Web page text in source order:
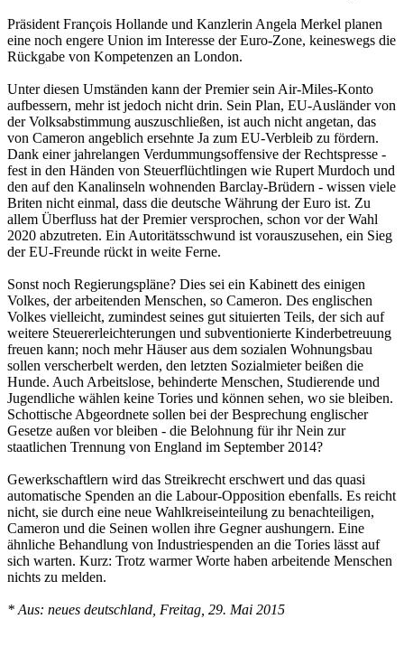
Präsident François Hollande und Kanzlerin Angela Merkel planen
eine noch engere Union im Interesse der Euro-Zone, keineswegs die
Rückgabe von Kompetenzen an London.
Unter diesen Umständen kann der Premier sein Air-Miles-Konto
aufbessern, mehr ist jedoch nicht drin. Sein Plan, EU-Ausländer von
der Volksabstimmung auszuschließen, ist auch nicht angetan, das
von Cameron angeblich ersehnte Ja zum EU-Verbleib zu fördern.
Dank einer jahrelangen Verdummungsoffensive der Rechtspresse -
fest in den Händen von Steuerflüchtlingen wie Rupert Murdoch und
den auf den Kanalinseln wohnenden Barclay-Brüdern - wissen viele
Briten nicht einmal, dass die deutsche Währung der Euro ist. Zu
allem Überfluss hat der Premier versprochen, schon vor der Wahl
2020 abzutreten. Ein Autoritätsschwund ist vorauszusehen, ein Sieg
der EU-Freunde rückt in weite Ferne.
Sonst noch Regierungspläne? Dies sei ein Kabinett des einigen
Volkes, der arbeitenden Menschen, so Cameron. Des englischen
Volkes vielleicht, zumindest seines gut situierten Teils, der sich auf
weitere Steuererleichterungen und subventionierte Kinderbetreuung
freuen kann; noch mehr Häuser aus dem sozialen Wohnungsbau
sollen verscherbelt werden, den letzten Sozialmieter beißen die
Hunde. Auch Arbeitslose, behinderte Menschen, Studierende und
Jugendliche wählen keine Tories und können sehen, wo sie bleiben.
Schottische Abgeordnete sollen bei der Besprechung englischer
Gesetze außen vor bleiben - die Belohnung für ihr Nein zur
staatlichen Trennung von England im September 2014?
Gewerkschaftlern wird das Streikrecht erschwert und das quasi
automatische Spenden an die Labour-Opposition ebenfalls. Es reicht
nicht, sie durch eine neue Wahlkreiseinteilung zu benachteiligen,
Cameron und die Seinen wollen ihre Gegner aushungern. Eine
ähnliche Behandlung von Industriespenden an die Tories lässt auf
sich warten. Kurz: Trotz warmer Worte haben arbeitende Menschen
nichts zu melden.
* Aus: neues deutschland, Freitag, 29. Mai 2015